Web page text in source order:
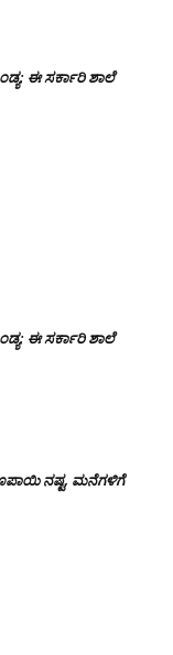
ಈ ಸರ್ಕಾರಿ ಶಾಲೆ
ಈ ಸರ್ಕಾರಿ ಶಾಲೆ
ನಷ್ಟ, ಮನೆಗಳಿಗೆ